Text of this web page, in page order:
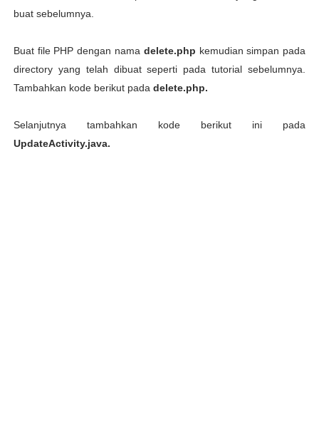
buat sebelumnya.
Buat file PHP dengan nama delete.php kemudian simpan pada
directory yang telah dibuat seperti pada tutorial sebelumnya.
Tambahkan kode berikut pada delete.php.
Selanjutnya tambahkan kode berikut ini pada
UpdateActivity.java.